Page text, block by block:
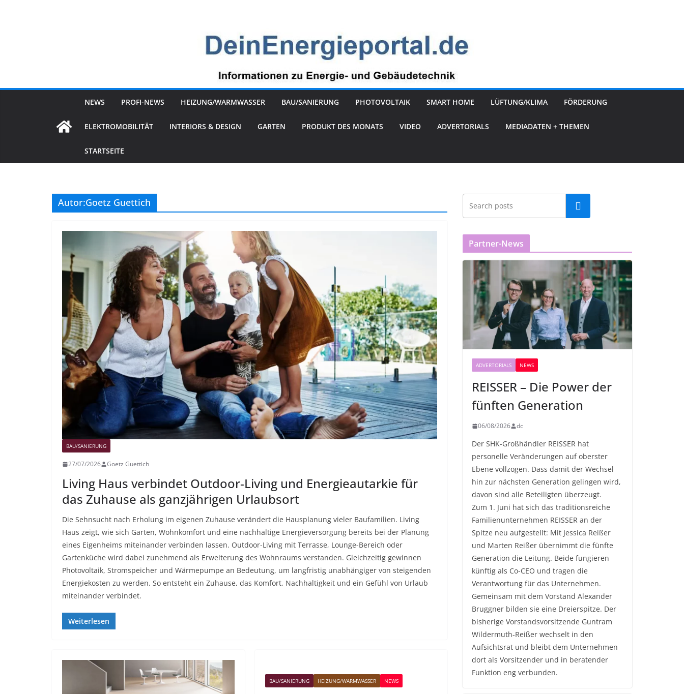
NEWS PROFI-NEWS HEIZUNG/WARMWASSER BAU/SANIERUNG PHOTOVOLTAIK SMART HOME LÜFTUNG/KLIMA FÖRDERUNG
ELEKTROMOBILITÄT INTERIORS & DESIGN GARTEN PRODUKT DES MONATS VIDEO ADVERTORIALS MEDIADATEN + THEMEN
STARTSEITE
Autor:Goetz Guettich
BAU/SANIERUNG
27/07/2026 Goetz Guettich
Living Haus verbindet Outdoor-Living und Energieautarkie für
das Zuhause als ganzjährigen Urlaubsort
Die Sehnsucht nach Erholung im eigenen Zuhause verändert die Hausplanung vieler Baufamilien. Living
Haus zeigt, wie sich Garten, Wohnkomfort und eine nachhaltige Energieversorgung bereits bei der Planung
eines Eigenheims miteinander verbinden lassen. Outdoor-Living mit Terrasse, Lounge-Bereich oder
Gartenküche wird dabei zunehmend als Erweiterung des Wohnraums verstanden. Gleichzeitig gewinnen
Photovoltaik, Stromspeicher und Wärmepumpe an Bedeutung, um langfristig unabhängiger von steigenden
Energiekosten zu werden. So entsteht ein Zuhause, das Komfort, Nachhaltigkeit und ein Gefühl von Urlaub
miteinander verbindet.
Weiterlesen
BAU/SANIERUNG HEIZUNG/WARMWASSER NEWS
Partner-News
ADVERTORIALS NEWS
REISSER – Die Power der
fünften Generation
06/08/2026 dc
Der SHK-Großhändler REISSER hat
personelle Veränderungen auf oberster
Ebene vollzogen. Dass damit der Wechsel
hin zur nächsten Generation gelingen wird,
davon sind alle Beteiligten überzeugt.
Zum 1. Juni hat sich das traditionsreiche
Familienunternehmen REISSER an der
Spitze neu aufgestellt: Mit Jessica Reißer
und Marten Reißer übernimmt die fünfte
Generation die Leitung. Beide fungieren
künftig als Co-CEO und tragen die
Verantwortung für das Unternehmen.
Gemeinsam mit dem Vorstand Alexander
Bruggner bilden sie eine Dreierspitze. Der
bisherige Vorstandsvorsitzende Guntram
Wildermuth-Reißer wechselt in den
Aufsichtsrat und bleibt dem Unternehmen
dort als Vorsitzender und in beratender
Funktion eng verbunden.